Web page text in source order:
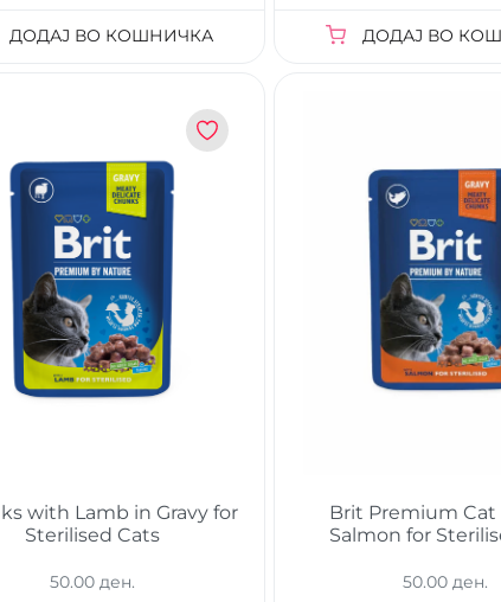
ДОДАЈ ВО КОШНИЧКА ДОДАЈ ВО
with Lamb in Gravy for
Sterilised Cats
50.00 ден.
Brit Premium Cat
Salmon for
50.00 ден.